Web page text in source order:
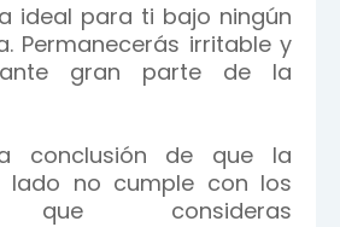
ideal para ti bajo ningún
Permanecerás irritable y
gran parte de la
conclusión de que la
lado no cumple con los
que consideras